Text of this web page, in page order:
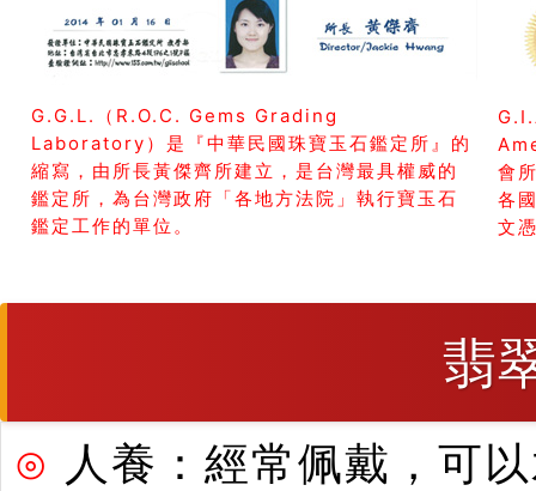
G.G.L.（R.O.C. Gems Grading
Laboratory）是『中華民國珠寶玉石鑑定所』的
縮寫，由所長黃傑齊所建立，是台灣最具權威的
鑑定所，為台灣政府「各地方法院」執行寶玉石
鑑定工作的單位。
會
各
文
翡
⊙ 人養：經常佩戴，可